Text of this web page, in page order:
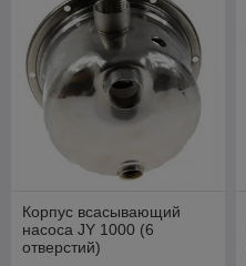
Корпус всасывающий
насоса JY 1000 (6
отверстий)